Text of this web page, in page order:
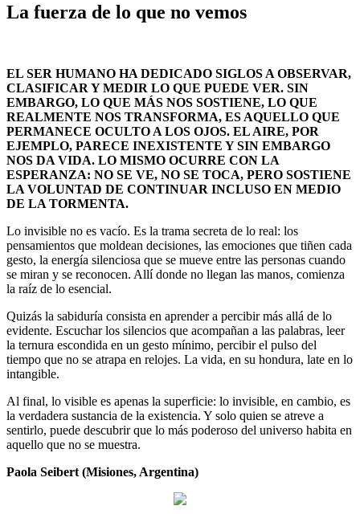
La fuerza de lo que no vemos
EL SER HUMANO HA DEDICADO SIGLOS A OBSERVAR,
CLASIFICAR Y MEDIR LO QUE PUEDE VER. SIN
EMBARGO, LO QUE MÁS NOS SOSTIENE, LO QUE
REALMENTE NOS TRANSFORMA, ES AQUELLO QUE
PERMANECE OCULTO A LOS OJOS. EL AIRE, POR
EJEMPLO, PARECE INEXISTENTE Y SIN EMBARGO
NOS DA VIDA. LO MISMO OCURRE CON LA
ESPERANZA: NO SE VE, NO SE TOCA, PERO SOSTIENE
LA VOLUNTAD DE CONTINUAR INCLUSO EN MEDIO
DE LA TORMENTA.
Lo invisible no es vacío. Es la trama secreta de lo real: los
pensamientos que moldean decisiones, las emociones que tiñen cada
gesto, la energía silenciosa que se mueve entre las personas cuando
se miran y se reconocen. Allí donde no llegan las manos, comienza
la raíz de lo esencial.
Quizás la sabiduría consista en aprender a percibir más allá de lo
evidente. Escuchar los silencios que acompañan a las palabras, leer
la ternura escondida en un gesto mínimo, percibir el pulso del
tiempo que no se atrapa en relojes. La vida, en su hondura, late en lo
intangible.
Al final, lo visible es apenas la superficie: lo invisible, en cambio, es
la verdadera sustancia de la existencia. Y solo quien se atreve a
sentirlo, puede descubrir que lo más poderoso del universo habita en
aquello que no se muestra.
Paola Seibert (Misiones, Argentina)